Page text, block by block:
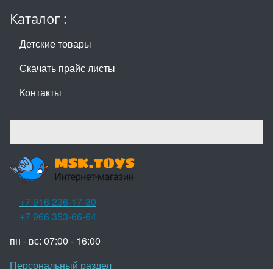
Каталог :
Детские товары
Скачать прайс листы
Контакты
+7 916 236-17-30
+7 966 353-66-64
пн - вс: 07:00 - 16:00
Персональный раздел